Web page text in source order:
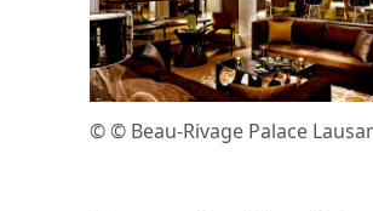
© © Beau-Rivage Palace